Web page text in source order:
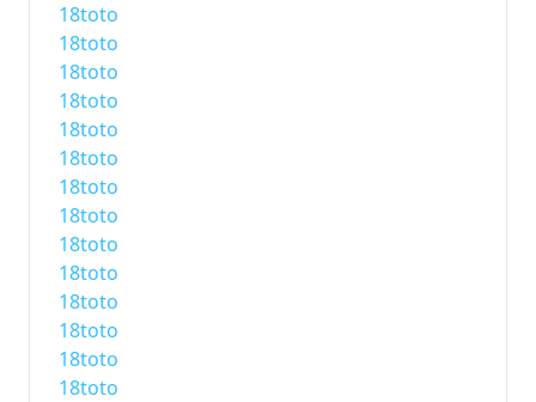
18toto
18toto
18toto
18toto
18toto
18toto
18toto
18toto
18toto
18toto
18toto
18toto
18toto
18toto